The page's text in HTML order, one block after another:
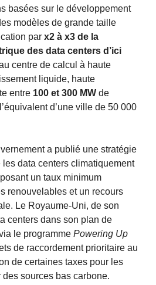
basées sur le développement
modèles de grande taille
par x2 à x3 de la
des data centers d’ici
centre de calcul à haute
liquide, haute
entre 100 et 300 MW de
d’une ville de 50 000
a publié une stratégie
data centers climatiquement
un taux minimum
renouvelables et un recours
Le Royaume-Uni, de son
centers dans son plan de
le programme Powering Up
de raccordement prioritaire au
de certaines taxes pour les
sources bas carbone.